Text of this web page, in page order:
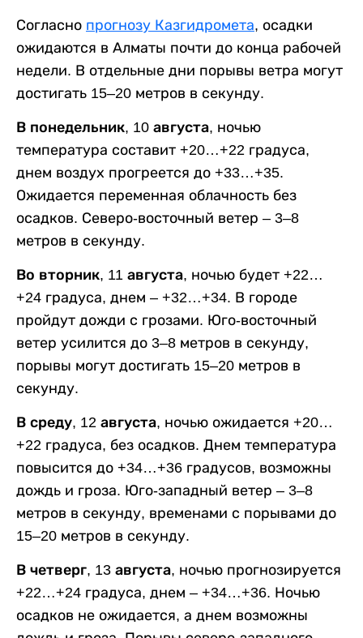
Согласно прогнозу Казгидромета, осадки
ожидаются в Алматы почти до конца рабочей
недели. В отдельные дни порывы ветра могут
достигать 15–20 метров в секунду.
В понедельник, 10 августа, ночью
температура составит +20…+22 градуса,
днем воздух прогреется до +33…+35.
Ожидается переменная облачность без
осадков. Северо-восточный ветер – 3–8
метров в секунду.
Во вторник, 11 августа, ночью будет +22…
+24 градуса, днем – +32…+34. В городе
пройдут дожди с грозами. Юго-восточный
ветер усилится до 3–8 метров в секунду,
порывы могут достигать 15–20 метров в
секунду.
В среду, 12 августа, ночью ожидается +20…
+22 градуса, без осадков. Днем температура
повысится до +34…+36 градусов, возможны
дождь и гроза. Юго-западный ветер – 3–8
метров в секунду, временами с порывами до
15–20 метров в секунду.
В четверг, 13 августа, ночью прогнозируется
+22…+24 градуса, днем – +34…+36. Ночью
осадков не ожидается, а днем возможны